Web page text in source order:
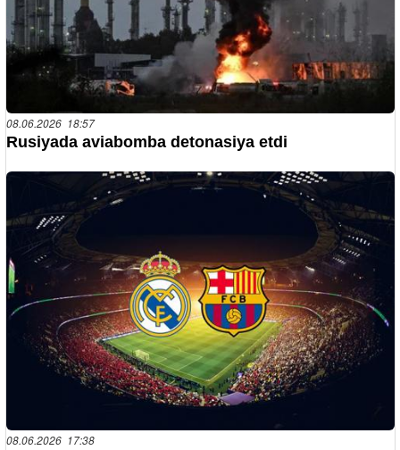
08.06.2026 18:57
Rusiyada aviabomba detonasiya etdi
08.06.2026 17:38